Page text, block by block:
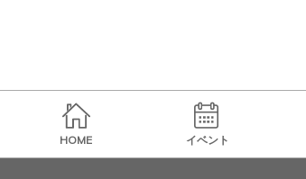
HOME イベント